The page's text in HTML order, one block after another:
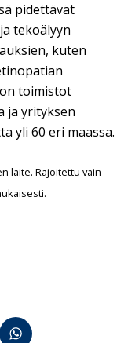
pidettävät
tekoälyyn
kuten
toimistot
ja yrityksen
yli 60 eri maassa.
laite. Rajoitettu vain
Jaa WhatsAppissa